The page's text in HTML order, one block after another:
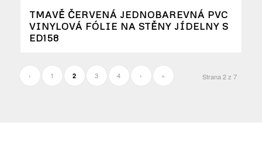
TMAVĚ ČERVENÁ JEDNOBAREVNÁ PVC
VINYLOVÁ FÓLIE NA STĚNY JÍDELNY S
ED158
Strana 2 z 7
‹ 1 2 3 4 › »